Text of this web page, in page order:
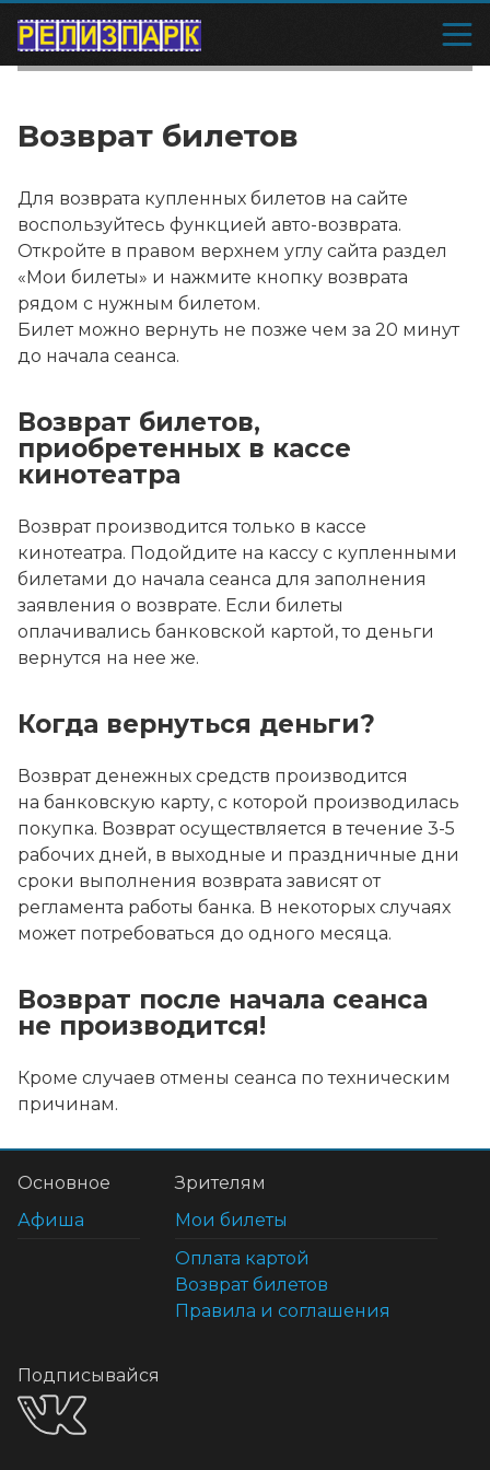
Возврат билетов
Для возврата купленных билетов на сайте
воспользуйтесь функцией авто-возврата.
Откройте в правом верхнем углу сайта раздел
«Мои билеты» и нажмите кнопку возврата
рядом с нужным билетом.
Билет можно вернуть не позже чем за 20 минут
до начала сеанса.
Возврат билетов,
приобретенных в кассе
кинотеатра
Возврат производится только в кассе
кинотеатра. Подойдите на кассу с купленными
билетами до начала сеанса для заполнения
заявления о возврате. Если билеты
оплачивались банковской картой, то деньги
вернутся на нее же.
Когда вернуться деньги?
Возврат денежных средств производится
на банковскую карту, с которой производилась
покупка. Возврат осуществляется в течение 3-5
рабочих дней, в выходные и праздничные дни
сроки выполнения возврата зависят от
регламента работы банка. В некоторых случаях
может потребоваться до одного месяца.
Возврат после начала сеанса
не производится!
Кроме случаев отмены сеанса по техническим
причинам.
Основное
Афиша
Зрителям
Мои билеты
Оплата картой
Возврат билетов
Правила и соглашения
Подписывайся